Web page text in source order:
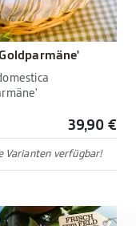
39,90 €
Varianten verfügbar!